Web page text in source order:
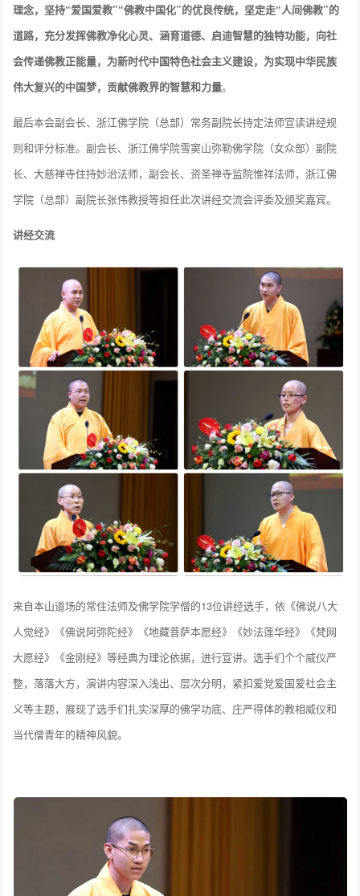
理念，坚持“爱国爱教”“佛教中国化”的优良传统，坚定走“人间佛教”的
道路，充分发挥佛教净化心灵、涵育道德、启迪智慧的独特功能，向社
会传递佛教正能量，为新时代中国特色社会主义建设，为实现中华民族
伟大复兴的中国梦，贡献佛教界的智慧和力量。
最后本会副会长、浙江佛学院（总部）常务副院长持定法师宣读讲经规
则和评分标准。副会长、浙江佛学院雪窦山弥勒佛学院（女众部）副院
长、大慈禅寺住持妙治法师，副会长、资圣禅寺监院惟祥法师，浙江佛
学院（总部）副院长张伟教授等担任此次讲经交流会评委及颁奖嘉宾。
讲经交流
来自本山道场的常住法师及佛学院学僧的13位讲经选手，依《佛说八大
人觉经》《佛说阿弥陀经》《地藏菩萨本愿经》《妙法莲华经》《梵网
大愿经》《金刚经》等经典为理论依据，进行宣讲。选手们个个威仪严
整，落落大方，演讲内容深入浅出、层次分明，紧扣爱党爱国爱社会主
义等主题，展现了选手们扎实深厚的佛学功底、庄严得体的教相威仪和
当代僧青年的精神风貌。